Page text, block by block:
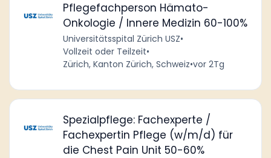
Pflegefachperson Hämato-
Onkologie / Innere Medizin 60-100%
Universitätsspital Zürich USZ•
Vollzeit oder Teilzeit•
Zürich, Kanton Zürich, Schweiz•vor 2Tg
Spezialpflege: Fachexperte /
Fachexpertin Pflege (w/m/d) für
die Chest Pain Unit 50-60%